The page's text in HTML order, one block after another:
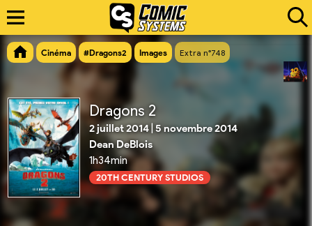
Cinéma #Dragons2 Images Extra n°748
Dragons 2
2 juillet 2014| 5 novembre 2014
Dean DeBlois
1h34min
20TH CENTURY STUDIOS